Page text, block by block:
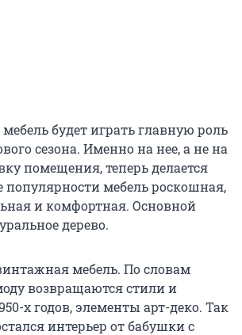
будет играть главную роль
сезона. Именно на нее, а не на
помещения, теперь делается
популярности мебель роскошная,
и комфортная. Основной
дерево.
мебель. По словам
возвращаются стили и
х годов, элементы арт-деко. Так
интерьер от бабушки с